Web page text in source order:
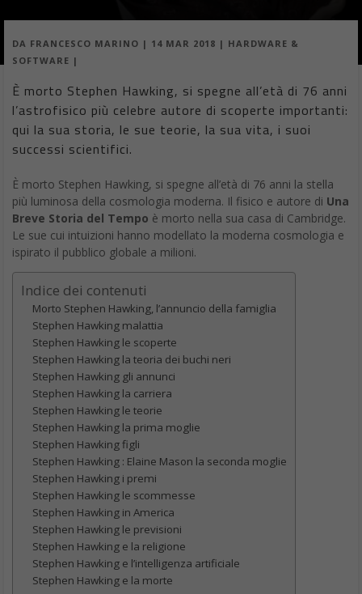
DA FRANCESCO MARINO | 14 MAR 2018 | HARDWARE &
SOFTWARE |
È morto Stephen Hawking, si spegne all’età di 76 anni
l’astrofisico più celebre autore di scoperte importanti:
qui la sua storia, le sue teorie, la sua vita, i suoi
successi scientifici.
È morto Stephen Hawking, si spegne all’età di 76 anni la stella
più luminosa della cosmologia moderna. Il fisico e autore di Una
Breve Storia del Tempo è morto nella sua casa di Cambridge.
Le sue cui intuizioni hanno modellato la moderna cosmologia e
ispirato il pubblico globale a milioni.
Indice dei contenuti
Morto Stephen Hawking, l’annuncio della famiglia
Stephen Hawking malattia
Stephen Hawking le scoperte
Stephen Hawking la teoria dei buchi neri
Stephen Hawking gli annunci
Stephen Hawking la carriera
Stephen Hawking le teorie
Stephen Hawking la prima moglie
Stephen Hawking figli
Stephen Hawking : Elaine Mason la seconda moglie
Stephen Hawking i premi
Stephen Hawking le scommesse
Stephen Hawking in America
Stephen Hawking le previsioni
Stephen Hawking e la religione
Stephen Hawking e l’intelligenza artificiale
Stephen Hawking e la morte